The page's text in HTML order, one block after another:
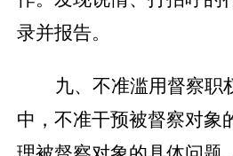
录并报告。
九、不准滥用督察职
中，不准干预被督察对象